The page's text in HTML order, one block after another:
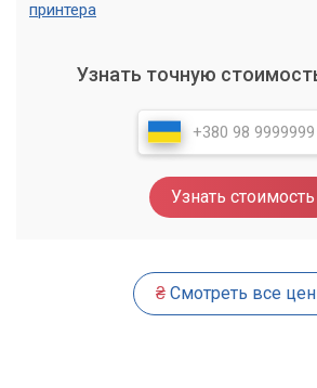
принтера
Узнать точную
Узнать стоимость
₴Смотреть все